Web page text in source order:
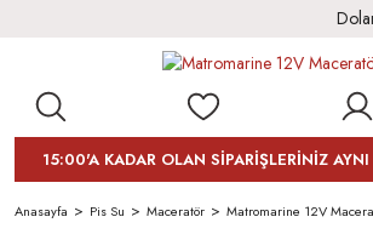
15:00'A KADAR OLAN SİPARİŞLERİNİZ
Anasayfa Pis Su Maceratör Matromarine 12V